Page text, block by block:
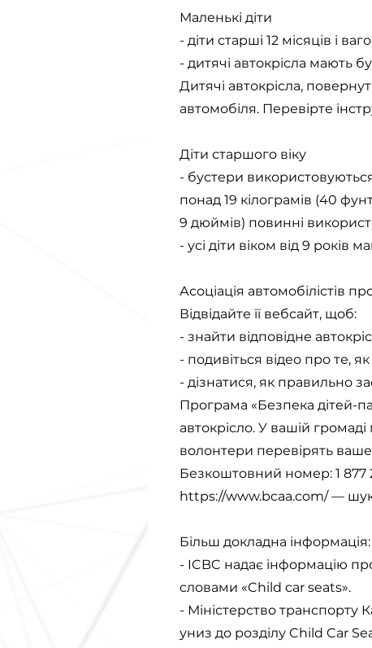
Маленькі діти
- діти старші 12 місяців і
- дитячі автокрісла мають
Дитячі автокрісла,
автомобіля. Перевірте
Діти старшого віку
- бустери
понад 19 кілограмів (40
9 дюймів) повинні
- усі діти віком від 9
Асоціація автомобілістів
Відвідайте її вебсайт, щоб:
- знайти відповідне
- подивіться відео про те,
- дізнатися, як правильно
Програма «Безпека дітей-
автокрісло. У вашій
волонтери перевірять ваше
Безкоштовний номер: 1 877
https://www.bcaa.com/—
Більш докладна інформація:
- ICBC надає інформацію
словами «Child car seats».
- Міністерство транспорту
униз до розділу Child Car